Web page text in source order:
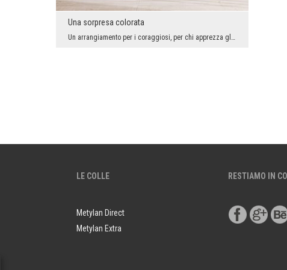
Una sorpresa colorata
Un arrangiamento per i coraggiosi, per chi apprezza gli effetti spettacolari, l'elemento della so...
LE COLLE
Metylan Direct
Metylan Extra
RESTIAMO IN